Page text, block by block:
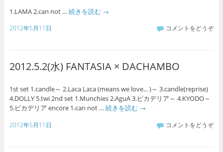
1.LAMA 2.can not … 続きを読む →
2012年5月11日 コメントをどうぞ
2012.5.2(水) FANTASIA × DACHAMBO
1st set 1.candle～ 2.Laca Laca (means we love... )～ 3.candle(reprise)
4.DOLLY 5.twi 2nd set 1.Munchies 2.AguA 3.ピカデリア～ 4.KYODO～
5.ピカデリア encore 1.can not … 続きを読む →
2012年5月11日 コメントをどうぞ